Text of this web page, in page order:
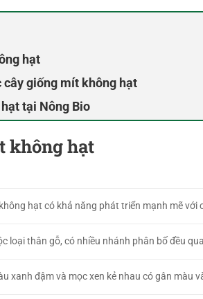
hạt
cây giống mít không hạt
tại Nông Bio
không hạt
hạt có khả năng phát triển mạnh mẽ với
loại thân gỗ, có nhiều nhánh phân bố đều
xanh đậm và mọc xen kẻ nhau có gân màu